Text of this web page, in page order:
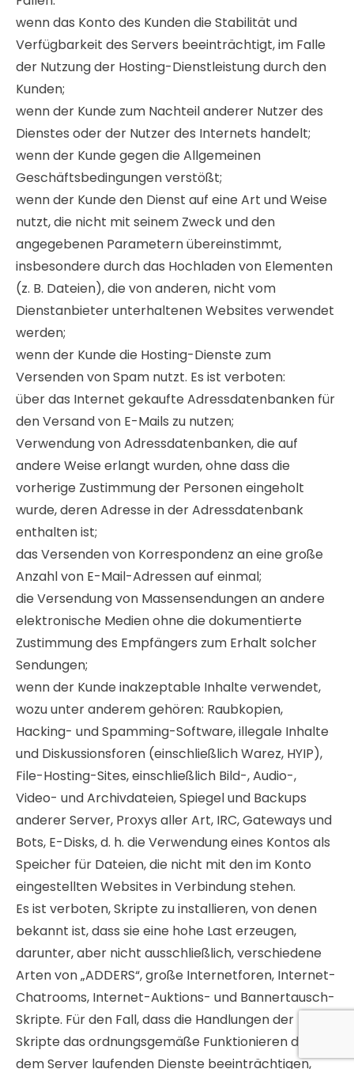
wenn das Konto des Kunden die Stabilität und
Verfügbarkeit des Servers beeinträchtigt, im Falle
der Nutzung der Hosting-Dienstleistung durch den
Kunden;
wenn der Kunde zum Nachteil anderer Nutzer des
Dienstes oder der Nutzer des Internets handelt;
wenn der Kunde gegen die Allgemeinen
Geschäftsbedingungen verstößt;
wenn der Kunde den Dienst auf eine Art und Weise
nutzt, die nicht mit seinem Zweck und den
angegebenen Parametern übereinstimmt,
insbesondere durch das Hochladen von Elementen
(z. B. Dateien), die von anderen, nicht vom
Dienstanbieter unterhaltenen Websites verwendet
werden;
wenn der Kunde die Hosting-Dienste zum
Versenden von Spam nutzt. Es ist verboten:
über das Internet gekaufte Adressdatenbanken für
den Versand von E-Mails zu nutzen;
Verwendung von Adressdatenbanken, die auf
andere Weise erlangt wurden, ohne dass die
vorherige Zustimmung der Personen eingeholt
wurde, deren Adresse in der Adressdatenbank
enthalten ist;
das Versenden von Korrespondenz an eine große
Anzahl von E-Mail-Adressen auf einmal;
die Versendung von Massensendungen an andere
elektronische Medien ohne die dokumentierte
Zustimmung des Empfängers zum Erhalt solcher
Sendungen;
wenn der Kunde inakzeptable Inhalte verwendet,
wozu unter anderem gehören: Raubkopien,
Hacking- und Spamming-Software, illegale Inhalte
und Diskussionsforen (einschließlich Warez, HYIP),
File-Hosting-Sites, einschließlich Bild-, Audio-,
Video- und Archivdateien, Spiegel und Backups
anderer Server, Proxys aller Art, IRC, Gateways und
Bots, E-Disks, d. h. die Verwendung eines Kontos als
Speicher für Dateien, die nicht mit den im Konto
eingestellten Websites in Verbindung stehen.
Es ist verboten, Skripte zu installieren, von denen
bekannt ist, dass sie eine hohe Last erzeugen,
darunter, aber nicht ausschließlich, verschiedene
Arten von „ADDERS“, große Internetforen, Internet-
Chatrooms, Internet-Auktions- und Bannertausch-
Skripte. Für den Fall, dass die Handlungen der
Skripte das ordnungsgemäße Funktionieren der auf
dem Server laufenden Dienste beeinträchtigen,